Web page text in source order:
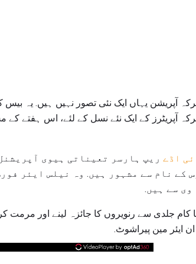
آپریشن یہاں ایک نئی تصور نہیں ہیں. یہ
آپریٹرز کے ایک نئے نسل کے لئے، اس ہفتے
اڈے ریپ ہارسر تعیناتی ہیوی
کے نام سے مشہور ہیں. وہ نیلس ایئر
وی سے ہیں.
کام جلدی سے رنویروں کا جائزہ لینے اور
ایئر مین پیراشوٹ.